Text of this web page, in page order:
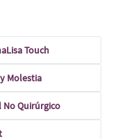
Touch
Molestia
No Quirúrgico